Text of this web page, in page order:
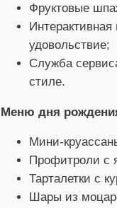
Фруктовые
удовольствие;
Служба
стиле.
Меню дня
Мини-
Профитроли с
Тарталетки с
Шары из